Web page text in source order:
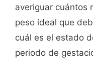
averiguar cuántos
peso ideal que
cuál es el estado
periodo de